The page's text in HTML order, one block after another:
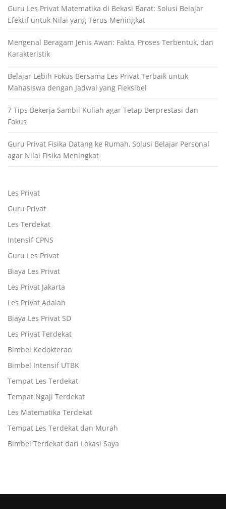
Guru Les Privat Matematika di Bekasi Barat: Solusi Belajar
Efektif untuk Nilai yang Terus Meningkat
Mengenal Beragam Jenis Awan: Fakta, Proses Terbentuk, dan
Karakteristik
Belajar Lebih Fokus Bersama Les Privat Terbaik untuk
Mahasiswa dengan Jadwal yang Fleksibel
7 Tips Bekerja Sambil Kuliah agar Tetap Berprestasi dan
Fokus
Guru Privat Fisika Datang ke Rumah, Solusi Belajar Personal
agar Nilai Fisika Meningkat
Les Privat
Guru Privat
Les Terdekat
Intensif CPNS
Guru Les Privat
Biaya Les Privat
Les Privat Jakarta
Les Privat Adalah
Biaya Les Privat SD
Les Privat Terdekat
Bimbel Kedokteran
Bimbel Intensif UTBK
Tempat Les Terdekat
Tempat Ngaji Terdekat
Les Matematika Terdekat
Tempat Les Terdekat dan Murah
Bimbel Terdekat dari Lokasi Saya